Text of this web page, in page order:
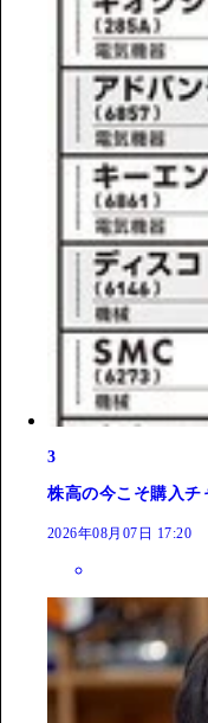
3
株高の今こそ購入
2026年08月07日 17:20